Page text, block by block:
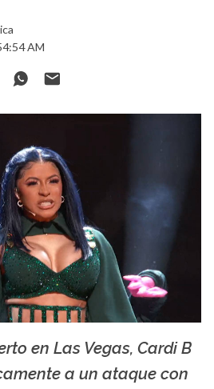
AM
en Las Vegas, Cardi B
a un ataque con